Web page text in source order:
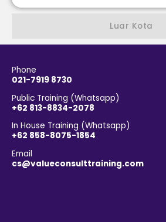
Luar Kota
Phone
021-7919 8730
Public Training (Whatsapp)
+62 813-8834-2078
In House Training (Whatsapp)
+62 858-8075-1854
Email
cs@valueconsulttraining.com